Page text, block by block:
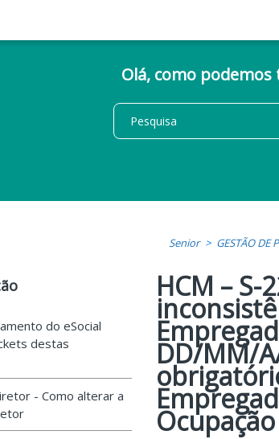
Olá, como podemos
Senior GESTÃO DE
do eSocial
destas
- Como alterar a
HCM – S-
DD/MM/
Ocupação